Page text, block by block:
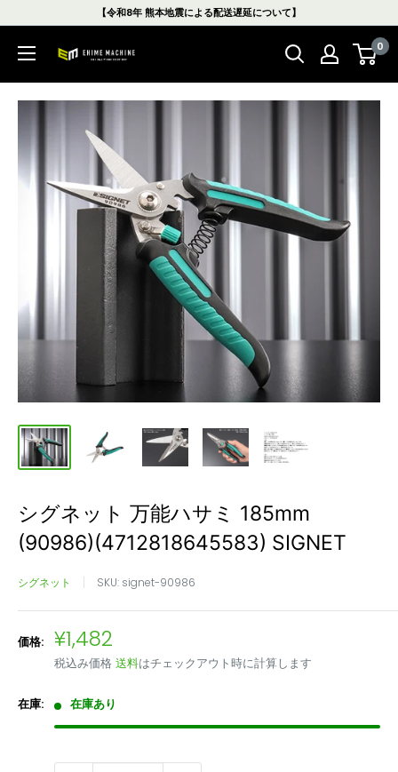
ン
【令和8年 熊本地震による配送遅延について】
エ
本
0
シグネット 万能ハサミ 185mm
(90986)(4712818645583) SIGNET
シグネット SKU: signet-90986
価格: 販
売
価
格
¥1,482
税込み価格 送料はチェックアウト時に計算します
在庫: 在庫あり